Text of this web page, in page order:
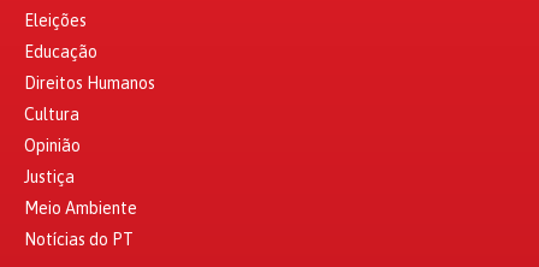
Eleições
Educação
Direitos Humanos
Cultura
Opinião
Justiça
Meio Ambiente
Notícias do PT